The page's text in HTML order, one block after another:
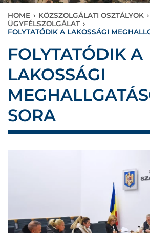
HOME › KÖZSZOLGÁLATI OSZTÁLYOK ›
ÜGYFÉLSZOLGÁLAT ›
FOLYTATÓDIK A LAKOSSÁGI
FOLYTATÓDIK A
LAKOSSÁGI
SORA